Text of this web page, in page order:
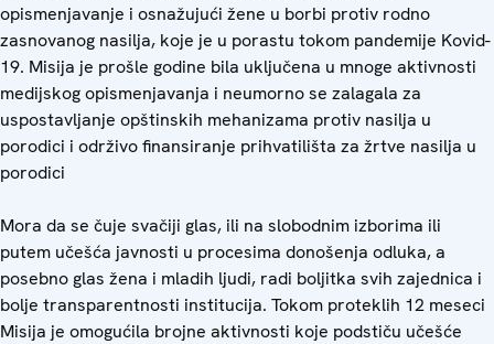
opismenjavanje i osnažujući žene u borbi protiv rodno
zasnovanog nasilja, koje je u porastu tokom pandemije Kovid-
19. Misija je prošle godine bila uključena u mnoge aktivnosti
medijskog opismenjavanja i neumorno se zalagala za
uspostavljanje opštinskih mehanizama protiv nasilja u
porodici i održivo finansiranje prihvatilišta za žrtve nasilja u
porodici
Mora da se čuje svačiji glas, ili na slobodnim izborima ili
putem učešća javnosti u procesima donošenja odluka, a
posebno glas žena i mladih ljudi, radi boljitka svih zajednica i
bolje transparentnosti institucija. Tokom proteklih 12 meseci
Misija je omogućila brojne aktivnosti koje podstiču učešće